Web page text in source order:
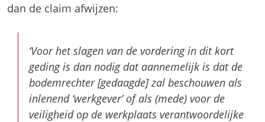
dan de claim afwijzen:
‘Voor het slagen van de vordering in dit kort
geding is dan nodig dat aannemelijk is dat de
bodemrechter [gedaagde] zal beschouwen als
inlenend ‘werkgever’ of als (mede) voor de
veiligheid op de werkplaats verantwoordelijke